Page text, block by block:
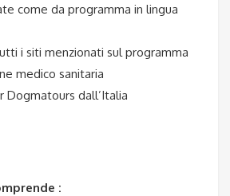
come da programma in lingua
i siti menzionati sul programma
medico sanitaria
Dogmatours dall’Italia
: